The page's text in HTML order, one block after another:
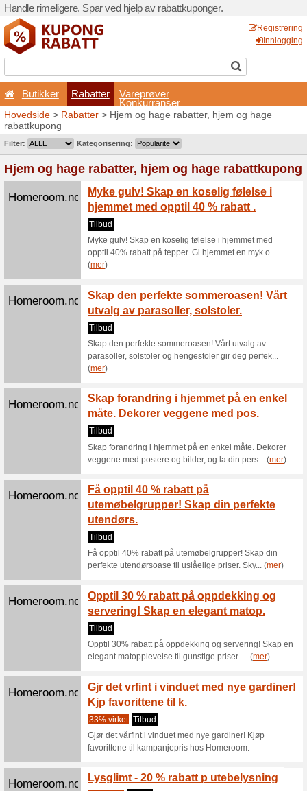
Handle rimeligere. Spar
Butikker Rabatter
Hovedside>Rabatter>
rabattkupong
Hjem og hage
Homeroom.no
Tilbud
Myke
(mer)
Homeroom.no
Skap
utvalg